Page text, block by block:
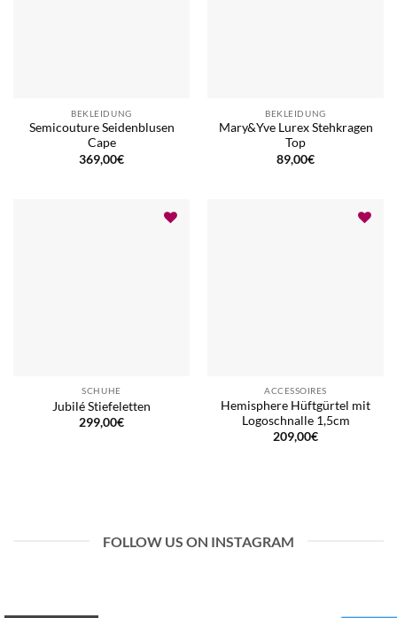
BEKLEIDUNG
Semicouture Seidenblusen
Cape
369,00€
BEKLEIDUNG
Mary&Yve Lurex Stehkragen
Top
89,00€
SCHUHE
Jubilé Stiefeletten
299,00€
ACCESSOIRES
Hemisphere Hüftgürtel mit
Logoschnalle 1,5cm
209,00€
FOLLOW US ON INSTAGRAM